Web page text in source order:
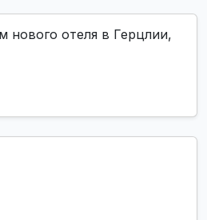
нового отеля в Герцлии,